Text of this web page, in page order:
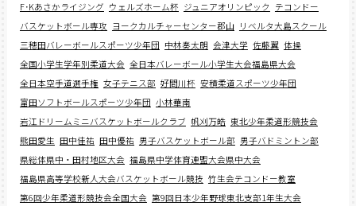
F･Kあさかライジング ウェルズホーム杯 ジュニアオリンピック テコンドー
バスケットボール専攻 ヨークカルチャーセンター郡山 リベルタ大島スクール
三穂田バレーボールスポーツ少年団 中林奏太朗 会津大学 佐藤翼 体操
全国小学生学年別柔道大会 全日本バレーボール小学生大会福島県大会
全日本空手道選手権 女子テニス部 好間川杯 安積柔道スポーツ少年団
富田ソフトボールスポーツ少年団 小林華南
岩江ドリームミニバスケットボールクラブ 帆刈万皓 東北少年柔道形競技会
熊田愛生 田中佳祐 田中優祐 男子バスケットボール部 男子バドミントン部
県総体県中・田村地区大会 福島県中学体育連盟大会県中大会
福島県高等学校新人大会バスケットボール競技 竹生会テコンドー教室
第6回少年柔道形競技会全国大会 第9回日本少年野球東北支部1年生大会